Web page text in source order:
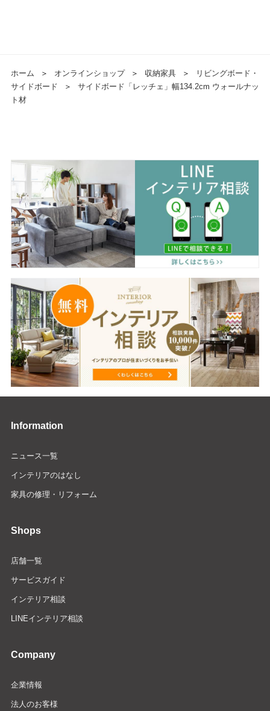
ホーム ＞ オンラインショップ ＞ 収納家具 ＞
リビングボード・
サイドボード
＞
サイドボード「レッチェ」幅134.2cm ウォールナッ
ト材
Information
ニュース一覧
インテリアのはなし
家具の修理・リフォーム
Shops
店舗一覧
サービスガイド
インテリア相談
LINEインテリア相談
Company
企業情報
法人のお客様